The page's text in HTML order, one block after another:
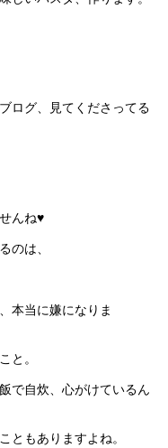
ログ、見てくださってる
んね♥
のは、
本当に嫌になりま
と。
で自炊、心がけているん
ともありますよね。